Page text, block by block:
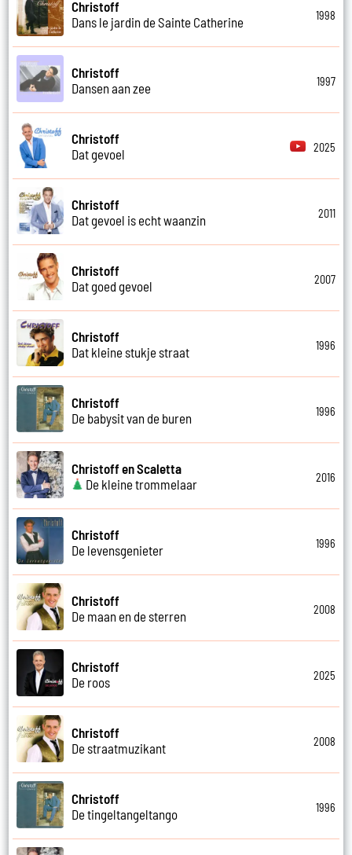
Christoff
Dans le jardin de Sainte Catherine
1998
Christoff
Dansen aan zee
1997
Christoff
Dat gevoel
2025
Christoff
Dat gevoel is echt waanzin
2011
Christoff
Dat goed gevoel
2007
Christoff
Dat kleine stukje straat
1996
Christoff
De babysit van de buren
1996
Christoff en Scaletta
De kleine trommelaar
2016
Christoff
De levensgenieter
1996
Christoff
De maan en de sterren
2008
Christoff
De roos
2025
Christoff
De straatmuzikant
2008
Christoff
De tingeltangeltango
1996